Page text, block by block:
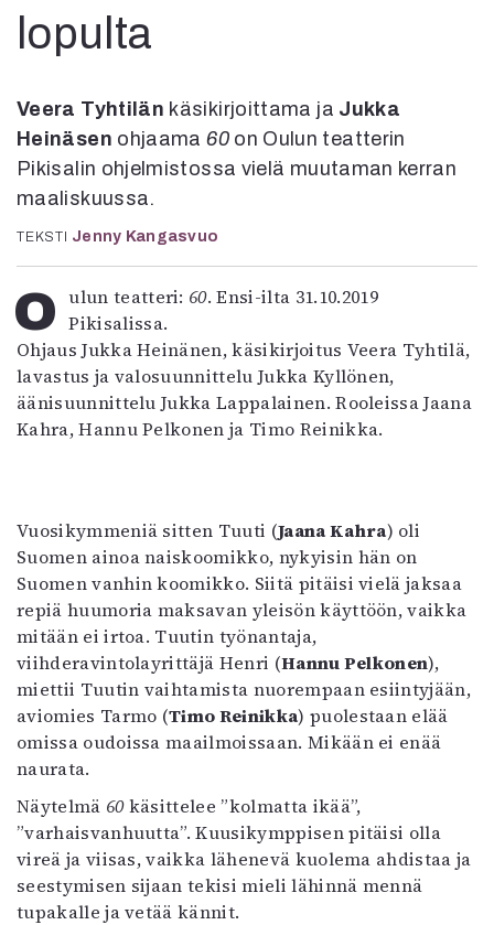
Lehdet
4/2026
6/2025
5/2025 saame
Lehtiarkisto
Info
Tilaus ja irtonumerot
Kaltio ry
lopulta
Veera Tyhtilän käsikirjoittama ja Jukka
Heinäsen ohjaama60on Oulun teatterin
Pikisalin ohjelmistossa vielä muutaman kerran
maaliskuussa.
TEKSTI Jenny Kangasvuo
Oulun teatteri: 60. Ensi-ilta 31.10.2019
Pikisalissa.
Ohjaus Jukka Heinänen, käsikirjoitus Veera Tyhtilä,
lavastus ja valosuunnittelu Jukka Kyllönen,
äänisuunnittelu Jukka Lappalainen. Rooleissa Jaana
Kahra, Hannu Pelkonen ja Timo Reinikka.
Vuosikymmeniä sitten Tuuti (Jaana Kahra) oli
Suomen ainoa naiskoomikko, nykyisin hän on
Suomen vanhin koomikko. Siitä pitäisi vielä jaksaa
repiä huumoria maksavan yleisön käyttöön, vaikka
mitään ei irtoa. Tuutin työnantaja,
viihderavintolayrittäjä Henri (Hannu Pelkonen),
miettii Tuutin vaihtamista nuorempaan esiintyjään,
aviomies Tarmo (Timo Reinikka) puolestaan elää
omissa oudoissa maailmoissaan. Mikään ei enää
naurata.
Näytelmä 60käsittelee ”kolmatta ikää”,
”varhaisvanhuutta”. Kuusikymppisen pitäisi olla
vireä ja viisas, vaikka lähenevä kuolema ahdistaa ja
seestymisen sijaan tekisi mieli lähinnä mennä
tupakalle ja vetää kännit.